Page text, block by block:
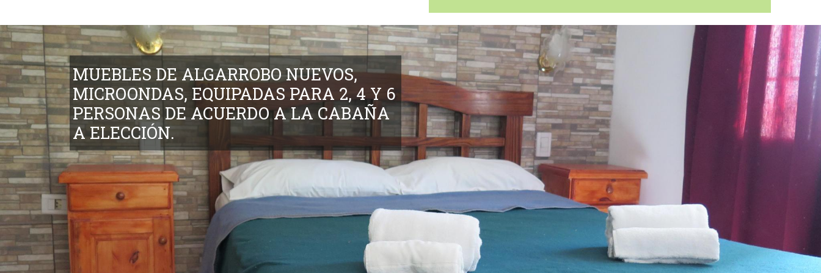
MUEBLES DE ALGARROBO NUEVOS,
MICROONDAS, EQUIPADAS PARA 2, 4 Y 6
PERSONAS DE ACUERDO A LA CABAÑA
A ELECCIÓN.